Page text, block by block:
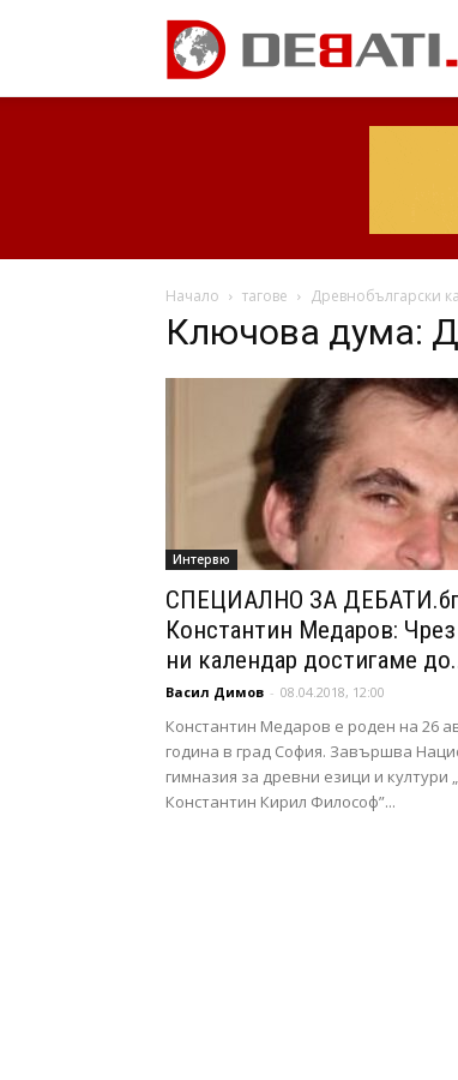
Начало тагове Древнобългарски
Ключова дума:
Интервю
СПЕЦИАЛНО ЗА
Константин Медаров:
ни календар достигаме
Васил Димов - 08.04.2018, 12:00
Константин Медаров е роден на 26
година в град София. Завършва
гимназия за древни езици и култури
Константин Кирил Философ”...